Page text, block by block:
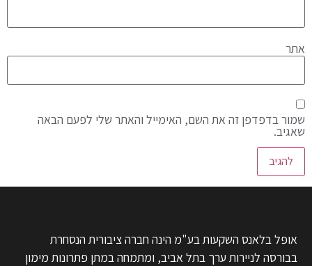
אתר
שמור בדפדפן זה את השם, האימייל והאתר שלי לפעם הבאה
שאגיב.
אופל בלאנס השקעות בע"מ הינה חברה ציבורית הנסחרת
בבורסה לניירות ערך בתל אביב, ומתמחה במתן פתרונות מימון